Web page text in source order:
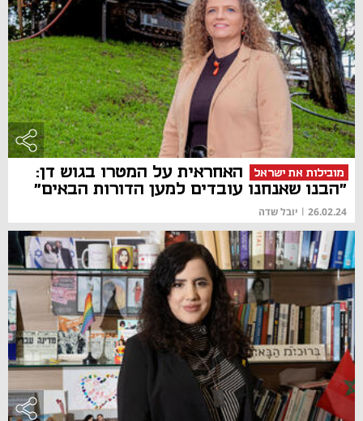
מובילות את ישראל
האחראית על המטרו בגוש דן:
"הבנו שאנחנו עובדים למען הדורות הבאים"
26.02.24
| יובל שדה